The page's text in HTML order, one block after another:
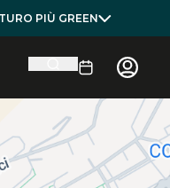
PIÙ GREEN